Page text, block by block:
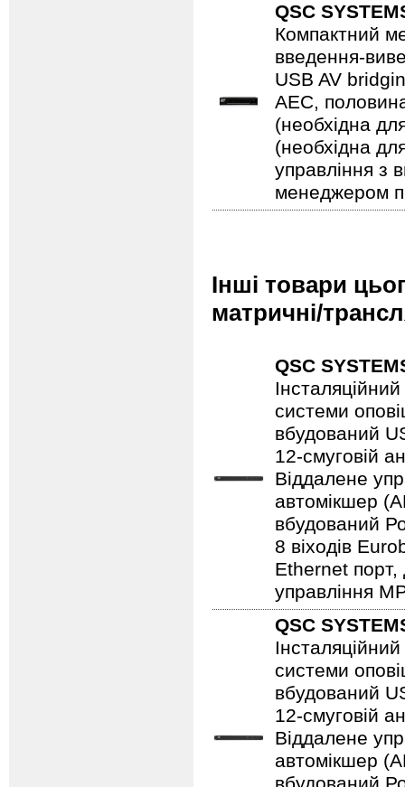
QSC
Компактний
введення-
USB AV
AEC,
(необхідна
(необхідна
управління з
менеджером
Інші товари
матричні/
QSC
системи
вбудований
12-смуговій
Віддалене
автомікшер
вбудований
8 віходів
Ethernet порт,
управління
QSC
системи
вбудований
12-смуговій
Віддалене
автомікшер